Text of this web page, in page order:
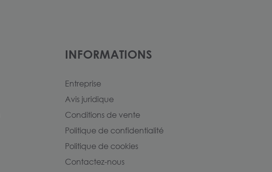
INFORMATIONS
Entreprise
Avis juridique
Conditions de vente
Politique de confidentialité
Politique de cookies
Contactez-nous